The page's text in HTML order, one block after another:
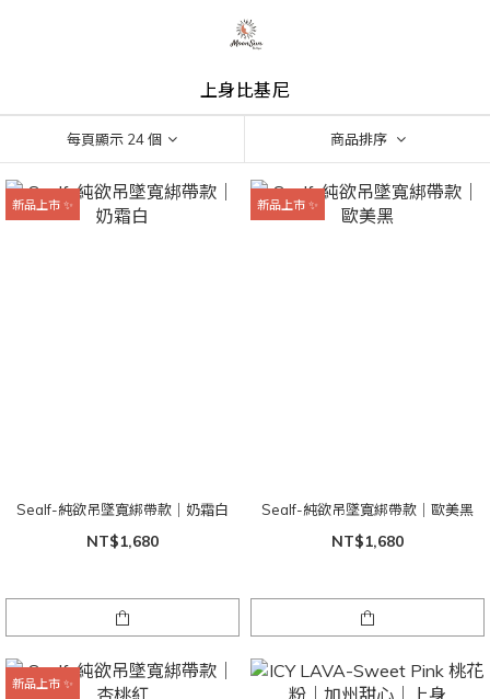
上身比基尼
每頁顯示 24 個 商品排序
新品上市 ✨
Sealf-純欲吊墜寬綁帶款｜奶霜白
NT$1,680
新品上市 ✨
Sealf-純欲吊墜寬綁帶款｜歐美黑
NT$1,680
新品上市 ✨